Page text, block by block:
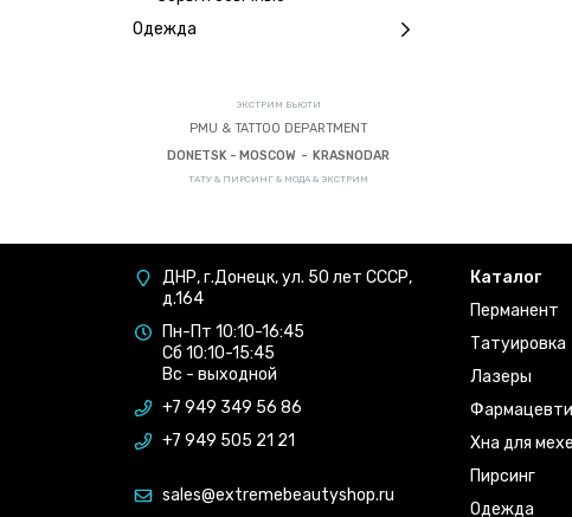
Одежда
ЭКСТРИМ БЬЮТИ
PMU & TATTOO DEPARTMENT
DONETSK - MOSCOW - KRASNODAR
ТАТУ & ПИРСИНГ & МОДА & ЭКСТРИМ
ДНР, г.Донецк, ул. 50 лет СССР,
д.164
Пн-Пт 10:10-16:45
Сб 10:10-15:45
Вс - выходной
+7 949 349 56 86
+7 949 505 21 21
sales@extremebeautyshop.ru
Каталог
Перманент
Татуировка
Лазеры
Хна для
Пирсинг
Одежда